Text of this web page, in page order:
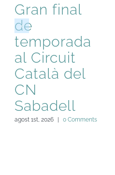
Gran final
de
temporada
al Circuit
Català del
CN
Sabadell
agost 1st, 2026 | 0 Comments